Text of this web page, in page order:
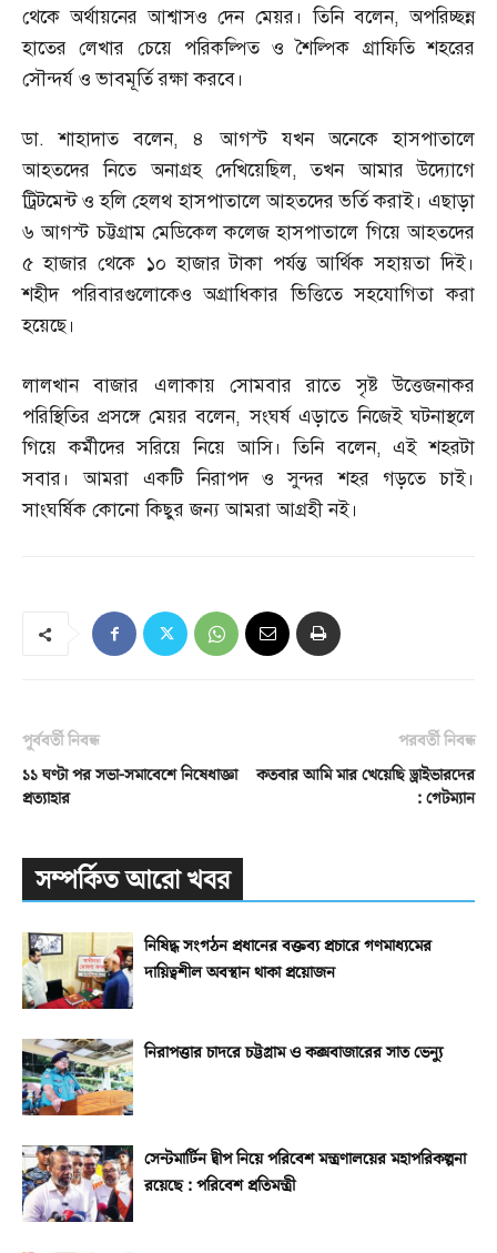
থেকে অর্থায়নের আশ্বাসও দেন মেয়র। তিনি বলেন,অপরিচ্ছন্ন
হাতের লেখার চেয়ে পরিকল্পিত ও শৈল্পিক গ্রাফিতি শহরের
সৌন্দর্য ও ভাবমূর্তি রক্ষা করবে।
ডা.শাহাদাত বলেন,৪ আগস্ট যখন অনেকে হাসপাতালে
আহতদের নিতে অনাগ্রহ দেখিয়েছিল,তখন আমার উদ্যোগে
ট্রিটমেন্ট ও হলি হেলথ হাসপাতালে আহতদের ভর্তি করাই। এছাড়া
৬ আগস্ট চট্টগ্রাম মেডিকেল কলেজ হাসপাতালে গিয়ে আহতদের
৫ হাজার থেকে ১০ হাজার টাকা পর্যন্ত আর্থিক সহায়তা দিই।
শহীদ পরিবারগুলোকেও অগ্রাধিকার ভিত্তিতে সহযোগিতা করা
হয়েছে।
লালখান বাজার এলাকায় সোমবার রাতে সৃষ্ট উত্তেজনাকর
পরিস্থিতির প্রসঙ্গে মেয়র বলেন,সংঘর্ষ এড়াতে নিজেই ঘটনাস্থলে
গিয়ে কর্মীদের সরিয়ে নিয়ে আসি। তিনি বলেন,এই শহরটা
সবার। আমরা একটি নিরাপদ ও সুন্দর শহর গড়তে চাই।
সাংঘর্ষিক কোনো কিছুর জন্য আমরা আগ্রহী নই।
পূর্ববর্তী নিবন্ধ
১১ ঘণ্টা পর সভা-সমাবেশে নিষেধাজ্ঞা
প্রত্যাহার
পরবর্তী নিবন্ধ
কতবার আমি মার খেয়েছি ড্রাইভারদের
: গেটম্যান
সম্পর্কিত আরো খবর
নিষিদ্ধ সংগঠন প্রধানের বক্তব্য প্রচারে গণমাধ্যমের
দায়িত্বশীল অবস্থান থাকা প্রয়োজন
নিরাপত্তার চাদরে চট্টগ্রাম ও কক্সবাজারের সাত ভেন্যু
সেন্টমার্টিন দ্বীপ নিয়ে পরিবেশ মন্ত্রণালয়ের মহাপরিকল্পনা
রয়েছে : পরিবেশ প্রতিমন্ত্রী